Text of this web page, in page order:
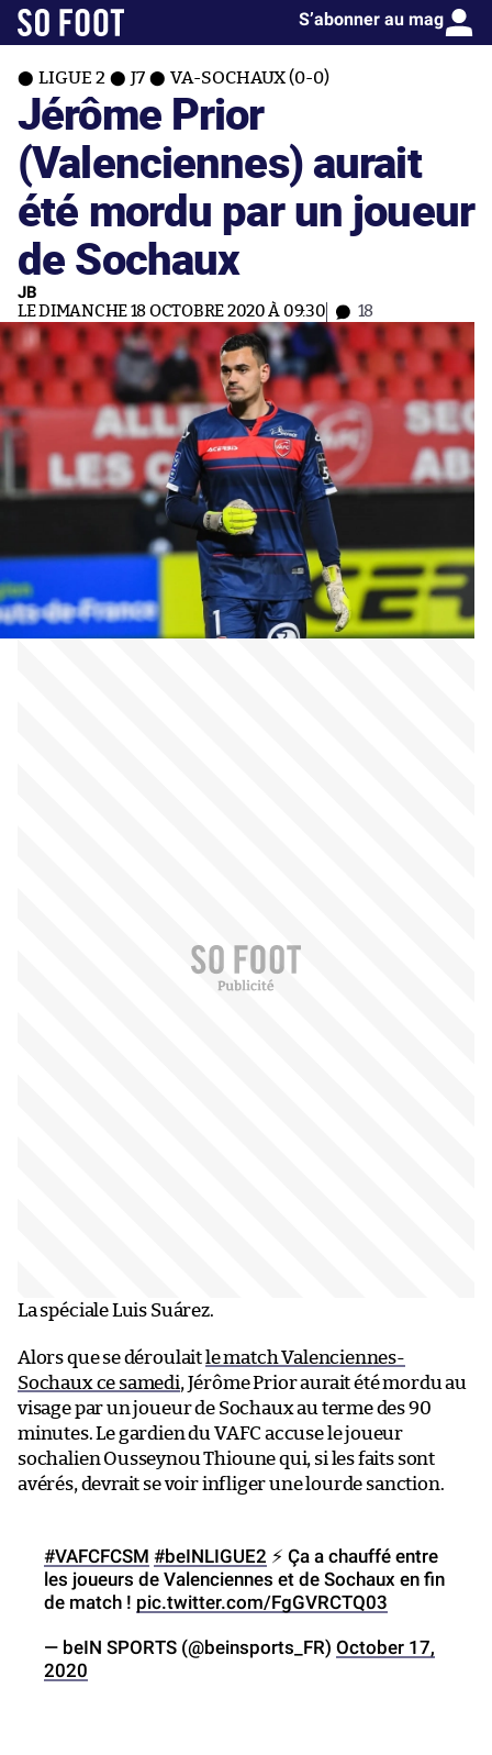
S’abonner au mag
LIGUE 2 J7 VA-SOCHAUX (0-0)
Jérôme Prior
(Valenciennes) aurait
été mordu par un joueur
de Sochaux
JB
LE DIMANCHE 18 OCTOBRE 2020 À 09:30 18
La spéciale Luis Suárez.
Alors que se déroulait le match Valenciennes-
Sochaux ce samedi, Jérôme Prior aurait été mordu au
visage par un joueur de Sochaux au terme des 90
minutes. Le gardien du VAFC accuse le joueur
sochalien Ousseynou Thioune qui, si les faits sont
avérés, devrait se voir infliger une lourde sanction.
#VAFCFCSM #beINLIGUE2 ⚡️ Ça a chauffé entre
les joueurs de Valenciennes et de Sochaux en fin
de match ! pic.twitter.com/FgGVRCTQ03
— beIN SPORTS (@beinsports_FR) October 17,
2020